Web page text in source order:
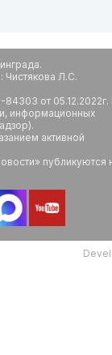
Л.С.
от
информационных
активной
публикуются